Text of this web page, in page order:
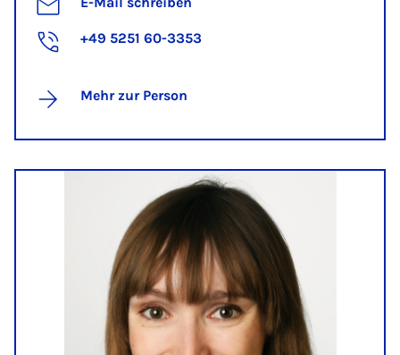
+49 5251 60-3353
Mehr zur Person